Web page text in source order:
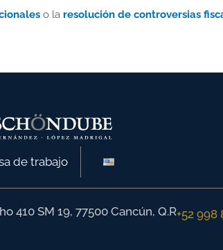
o la resolución de controversias
de trabajo
410 SM 19, 77500 Cancún, Q.R+52 998